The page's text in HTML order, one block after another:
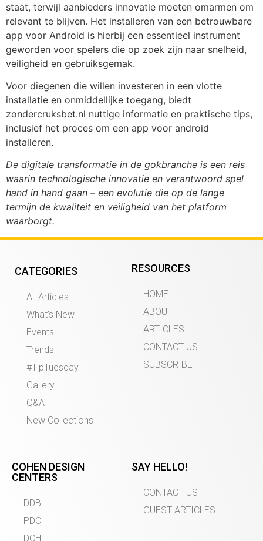
staat, terwijl aanbieders innovatie moeten omarmen om
relevant te blijven. Het installeren van een betrouwbare
app voor Android is hierbij een essentieel instrument
geworden voor spelers die op zoek zijn naar snelheid,
veiligheid en gebruiksgemak.
Voor diegenen die willen investeren in een vlotte
installatie en onmiddellijke toegang, biedt
zondercruksbet.nl nuttige informatie en praktische tips,
inclusief het proces om een app voor android
installeren.
De digitale transformatie in de gokbranche is een reis
waarin technologische innovatie en verantwoord spel
hand in hand gaan – een evolutie die op de lange
termijn de kwaliteit en veiligheid van het platform
waarborgt.
CATEGORIES
All Articles
What’s New
Events
Trends
#TipTuesday
Gallery
Q&A
New Collections
RESOURCES
HOME
ABOUT
ARTICLES
CONTACT US
SUBSCRIBE
COHEN DESIGN
CENTERS
DDB
PDC
DCH
SAY HELLO!
CONTACT US
GUEST ARTICLES